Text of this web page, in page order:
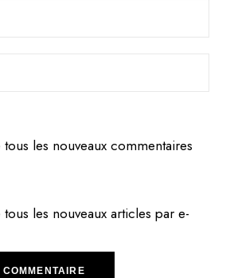
les nouveaux commentaires
les nouveaux articles par e-